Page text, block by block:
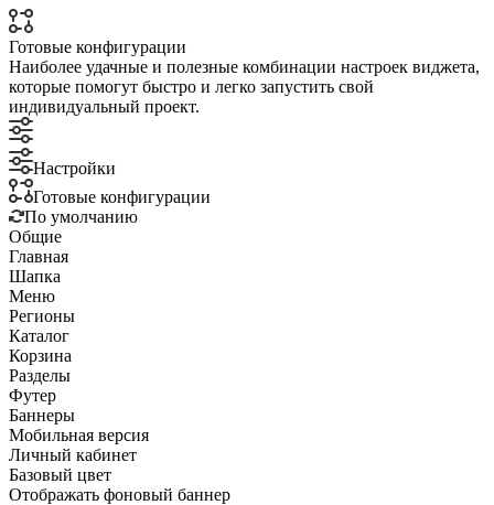
Готовые конфигурации
Наиболее удачные и полезные комбинации настроек виджета,
которые помогут быстро и легко запустить свой
индивидуальный проект.
Настройки
Готовые конфигурации
По умолчанию
Общие
Главная
Шапка
Меню
Регионы
Каталог
Корзина
Разделы
Футер
Баннеры
Мобильная версия
Личный кабинет
Базовый цвет
Отображать фоновый баннер